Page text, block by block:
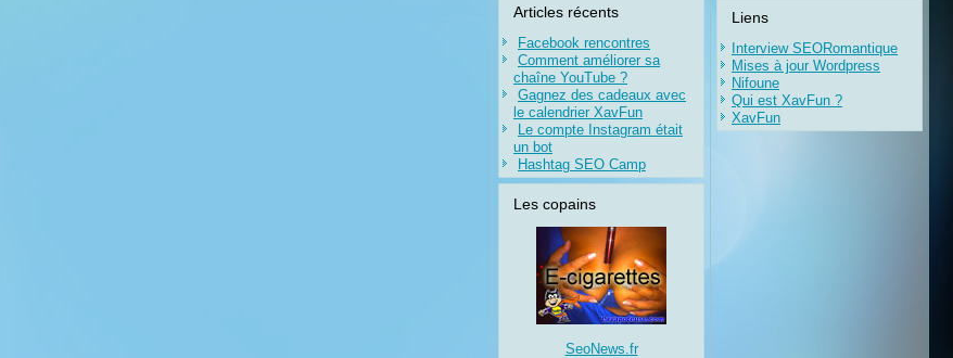
Articles récents
Facebook rencontres
Comment améliorer sa
chaîne YouTube ?
Gagnez des cadeaux avec
le calendrier XavFun
Le compte Instagram était
un bot
Hashtag SEO Camp
Les copains
SeoNews.fr
Liens
Interview SEORomantique
Mises à jour Wordpress
Nifoune
Qui est XavFun ?
XavFun